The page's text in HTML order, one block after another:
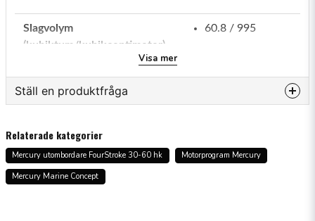
Slagvolym
(kubiktum/kubikcentimeter)
60.8 / 995
överliggande
kamaxel (SOHC)
Visa mer
Ställ en produktfråga
Fråga oss något om denna produkten...
Relaterade kategorier
Mercury utombordare FourStroke 30-60 hk
Motorprogram Mercury
Mercury Marine Concept